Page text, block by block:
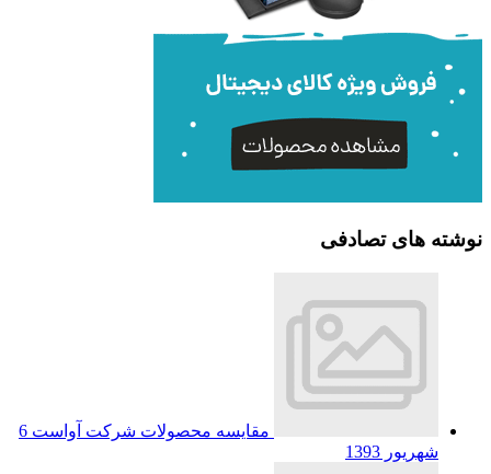
نوشته های تصادفی
مقایسه محصولات شرکت آواست 6
شهریور 1393